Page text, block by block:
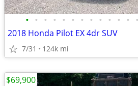
• • • • • • • • • • • • •
2018 Honda Pilot EX 4dr SUV
7/31 124k mi
$69,900